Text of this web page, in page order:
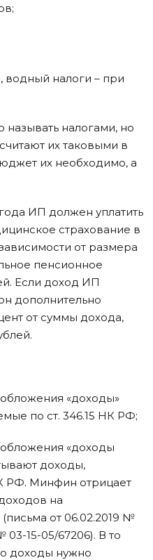
водный налоги – при
налогами, но
их таковыми в
их необходимо, а
ИП должен уплатить
страхование в
от размера
пенсионное
Если доход ИП
дополнительно
от суммы дохода,
«доходы»
по ст. 346.15 НК РФ;
«доходы
доходы,
РФ. Минфин отрицает
на
от 06.02.2019 №
03-15-05/67206). В то
доходы нужно